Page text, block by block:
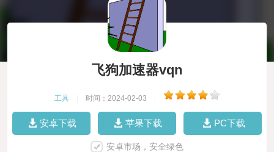
飞狗加速器vqn
工具 时间：2024-02-03
安卓下载 苹果下载 PC下载
安卓市场，安全绿色